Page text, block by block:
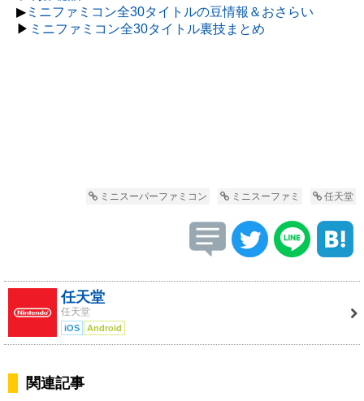
▶︎ ミニファミコン全30タイトルの豆情報＆おさらい
▶︎ ミニファミコン全30タイトル裏技まとめ
ミニスーパーファミコン ミニスーファミ 任天堂
任天堂
任天堂
iOS Android
関連記事